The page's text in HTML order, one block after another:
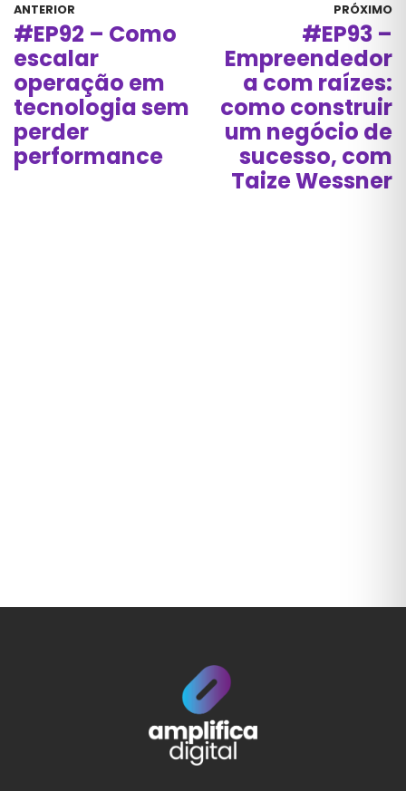
ANTERIOR
#EP92 – Como
escalar
operação em
tecnologia sem
perder
performance
PRÓXIMO
#EP93 –
Empreendedor
a com raízes:
como construir
um negócio de
sucesso, com
Taize Wessner